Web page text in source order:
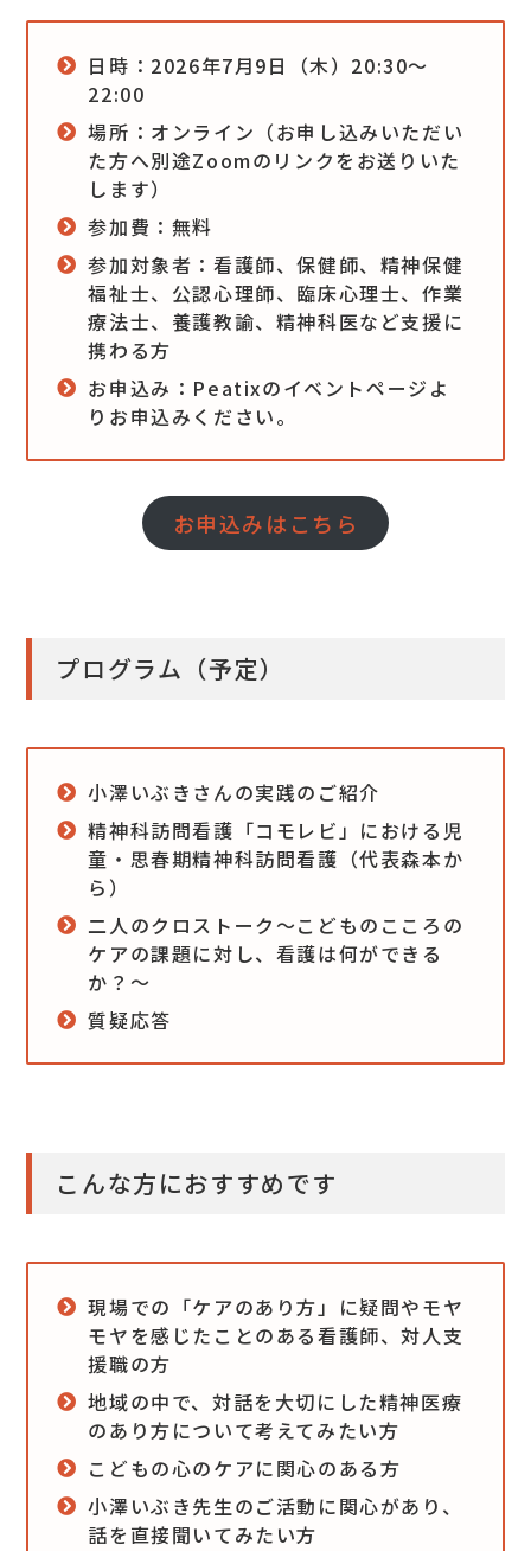
日時：2026年7月9日（木）20:30〜
22:00
場所：オンライン（お申し込みいただい
た方へ別途Zoomのリンクをお送りいた
します）
参加費：無料
参加対象者：看護師、保健師、精神保健
福祉士、公認心理師、臨床心理士、作業
療法士、養護教諭、精神科医など支援に
携わる方
お申込み：Peatixのイベントページよ
りお申込みください。
お申込みはこちら
プログラム（予定）
小澤いぶきさんの実践のご紹介
精神科訪問看護「コモレビ」における児
童・思春期精神科訪問看護（代表森本か
ら）
二人のクロストーク～こどものこころの
ケアの課題に対し、看護は何ができる
か？～
質疑応答
こんな方におすすめです
現場での「ケアのあり方」に疑問やモヤ
モヤを感じたことのある看護師、対人支
援職の方
地域の中で、対話を大切にした精神医療
のあり方について考えてみたい方
こどもの心のケアに関心のある方
小澤いぶき先生のご活動に関心があり、
話を直接聞いてみたい方